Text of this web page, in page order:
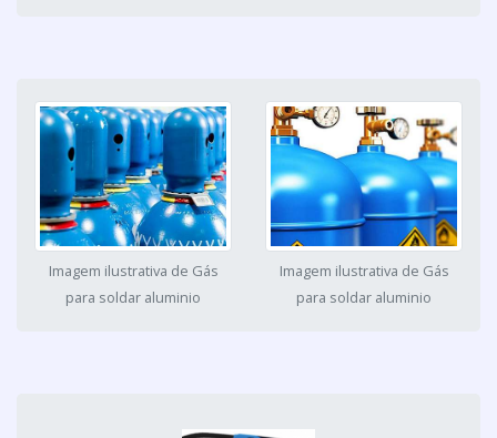
Imagem ilustrativa de Gás
para soldar aluminio
Imagem ilustrativa de Gás
para soldar aluminio